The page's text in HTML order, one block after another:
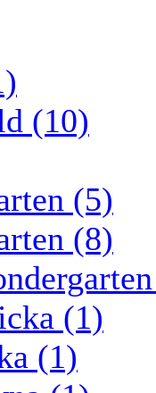
(10)
(5)
(8)
(1)
(1)